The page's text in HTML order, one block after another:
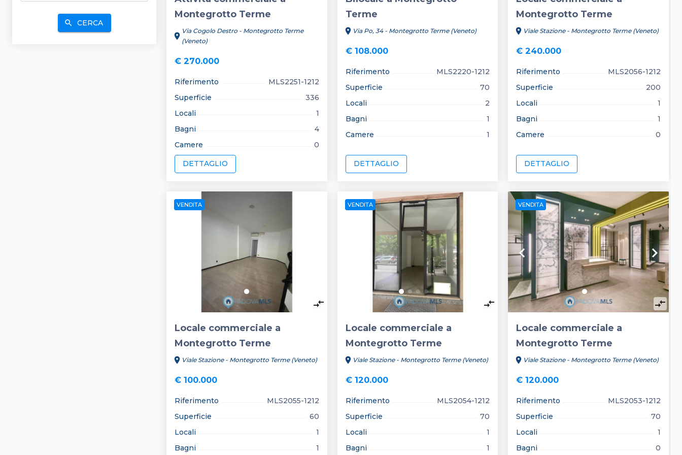
search CERCA
Montegrotto Terme
location_on
Via Cogolo Destro - Montegrotto Terme
(Veneto)
€ 270.000
Riferimento
MLS2251-1212
Superficie
336
Locali
1
Bagni
4
Camere
0
DETTAGLIO
Terme
location_on Via Po, 34 - Montegrotto Terme (Veneto)
€ 108.000
Riferimento
MLS2220-1212
Superficie
70
Locali
2
Bagni
1
Camere
1
DETTAGLIO
Montegrotto Terme
location_on Viale Stazione - Montegrotto Terme (Veneto)
€ 240.000
Riferimento
MLS2056-1212
Superficie
200
Locali
1
Bagni
1
Camere
0
DETTAGLIO
VENDITA
compare_arrows
Locale commerciale a
Montegrotto Terme
location_on Viale Stazione - Montegrotto Terme (Veneto)
€ 100.000
Riferimento
MLS2055-1212
Superficie
60
Locali
1
Bagni
1
VENDITA
compare_arrows
Locale commerciale a
Montegrotto Terme
location_on Viale Stazione - Montegrotto Terme (Veneto)
€ 120.000
Riferimento
MLS2054-1212
Superficie
70
Locali
1
Bagni
1
VENDITA
keyboard_arrow_left keyboard_arrow_right
compare_arrows
Locale commerciale a
Montegrotto Terme
location_on Viale Stazione - Montegrotto Terme (Veneto)
€ 120.000
Riferimento
MLS2053-1212
Superficie
70
Locali
1
Bagni
0